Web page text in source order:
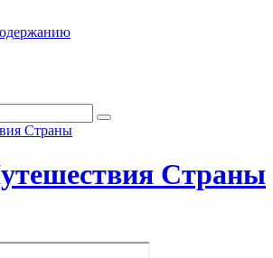
Страны